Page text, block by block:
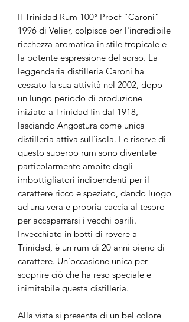
Il Trinidad Rum 100° Proof “Caroni”
1996 di Velier, colpisce per l'incredibile
ricchezza aromatica in stile tropicale e
la potente espressione del sorso. La
leggendaria distilleria Caroni ha
cessato la sua attività nel 2002, dopo
un lungo periodo di produzione
iniziato a Trinidad fin dal 1918,
lasciando Angostura come unica
distilleria attiva sull’isola. Le riserve di
questo superbo rum sono diventate
particolarmente ambite dagli
imbottigliatori indipendenti per il
carattere ricco e speziato, dando luogo
ad una vera e propria caccia al tesoro
per accaparrarsi i vecchi barili.
Invecchiato in botti di rovere a
Trinidad, è un rum di 20 anni pieno di
carattere. Un'occasione unica per
scoprire ciò che ha reso speciale e
inimitabile questa distilleria.
Alla vista si presenta di un bel colore